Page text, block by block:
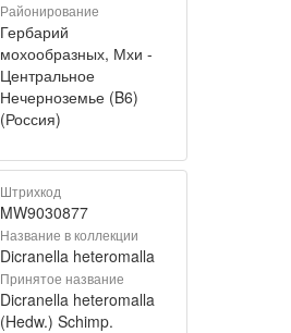
Районирование
Гербарий
мохообразных, Мхи -
Центральное
Нечерноземье (B6)
(Россия)
Штрихкод
MW9030877
Название в коллекции
Dicranella heteromalla
Принятое название
Dicranella heteromalla
(Hedw.) Schimp.